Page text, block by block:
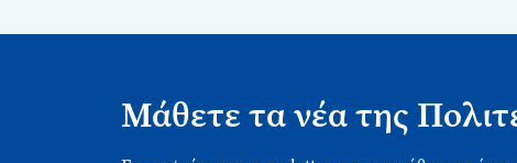
Μάθετε τα νέα της